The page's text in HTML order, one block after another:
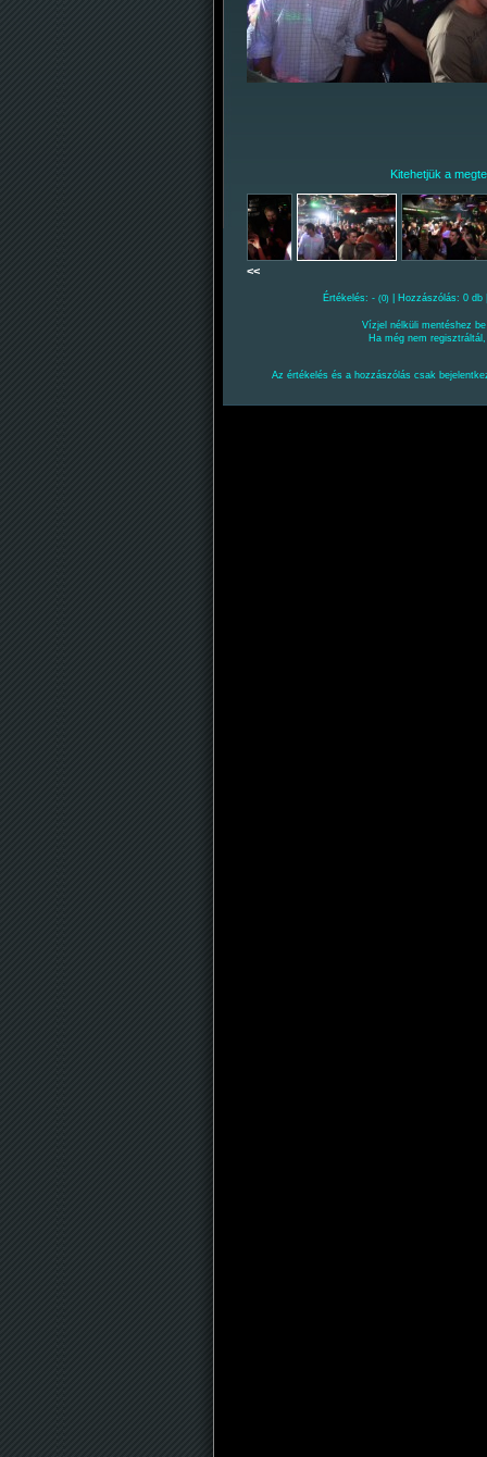
Kitehetjük a
<<
Értékelés: - (0) | Hozzászólás: 0
Vízjel nélküli mentéshez
Ha még nem
Az értékelés és a hozzászólás csak